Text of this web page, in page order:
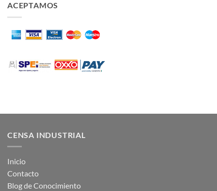
ACEPTAMOS
CENSA INDUSTRIAL
Inicio
Contacto
Blog de Conocimiento